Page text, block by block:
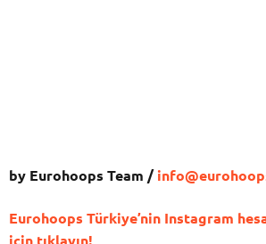
by Eurohoops Team /
Eurohoops Türkiye’nin Instagram
için tıklayın!